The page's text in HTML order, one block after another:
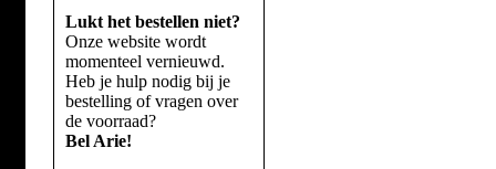
Lukt het bestellen niet?
Onze website wordt
momenteel vernieuwd.
Heb je hulp nodig bij je
bestelling of vragen over
de voorraad?
Bel Arie!